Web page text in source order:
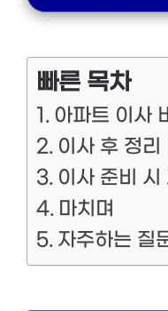
빠른 목차
아파트 이사
이사 후 정리
이사 준비
마치며
자주하는 질